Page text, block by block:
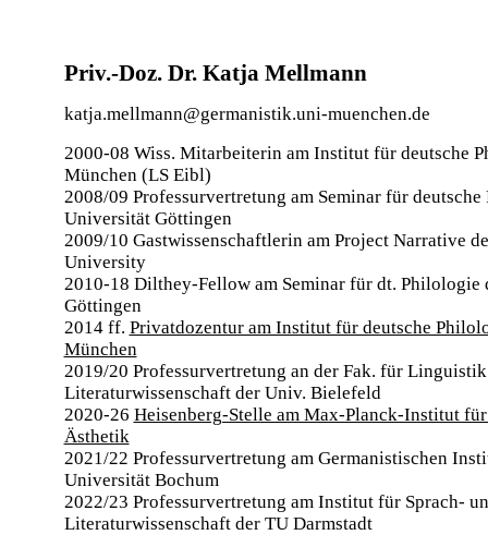
Priv.-Doz. Dr. Katja Mellmann
katja.mellmann@germanistik.uni-muenchen.de
2000-08 Wiss. Mitarbeiterin am Institut für deutsche
München (LS Eibl)
2008/09 Professurvertretung am Seminar für
Universität Göttingen
2009/10 Gastwissenschaftlerin am Project Narrative
University
2010-18 Dilthey-Fellow am Seminar für dt. Philologie
Göttingen
2014 ff. Privatdozentur am Institut für deutsche
München
2019/20 Professurvertretung an der Fak. für
Literaturwissenschaft der Univ. Bielefeld
2020-26 Heisenberg-Stelle am Max-Planck-Institut
Ästhetik
2021/22 Professurvertretung am Germanistischen
Universität Bochum
2022/23 Professurvertretung am Institut für Sprach-
Literaturwissenschaft der TU Darmstadt